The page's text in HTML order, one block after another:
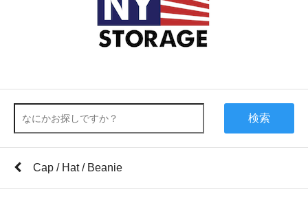
検索
Cap / Hat / Beanie